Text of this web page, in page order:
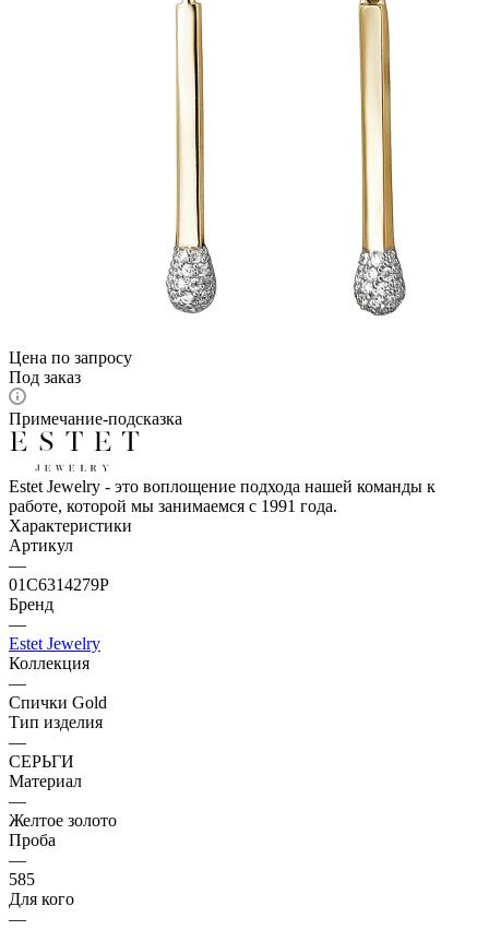
Цена по запросу
Под заказ
Примечание-подсказка
Estet Jewelry - это воплощение подхода нашей команды к
работе, которой мы занимаемся с 1991 года.
Характеристики
Артикул
—
01С6314279Р
Бренд
—
Estet Jewelry
Коллекция
—
Спички Gold
Тип изделия
—
СЕРЬГИ
Материал
—
Желтое золото
Проба
—
585
Для кого
—